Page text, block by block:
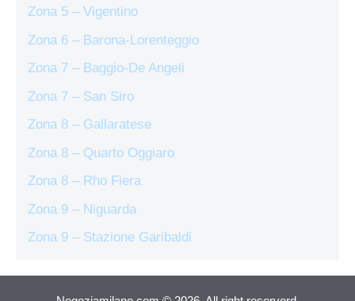
Zona 5 – Vigentino
Zona 6 – Barona-Lorenteggio
Zona 7 – Baggio-De Angeli
Zona 7 – San Siro
Zona 8 – Gallaratese
Zona 8 – Quarto Oggiaro
Zona 8 – Rho Fiera
Zona 9 – Niguarda
Zona 9 – Stazione Garibaldi